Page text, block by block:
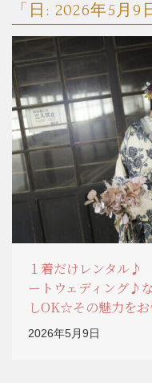
「日: 2026年5月9
１着だけレンタル
ートウェディング♪
しOK☆その魅力をお
2026年5月9日